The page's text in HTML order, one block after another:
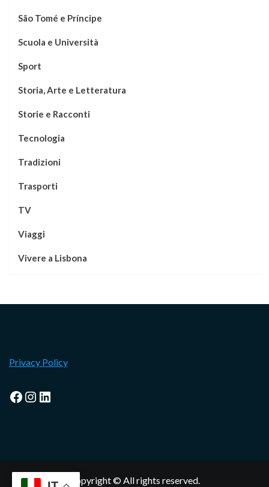
São Tomé e Príncipe
Scuola e Università
Sport
Storia, Arte e Letteratura
Storie e Racconti
Tecnologia
Tradizioni
Trasporti
TV
Viaggi
Vivere a Lisbona
Privacy Policy
Facebook
Instagram
LinkedIn
Copyright © All rights reserved.